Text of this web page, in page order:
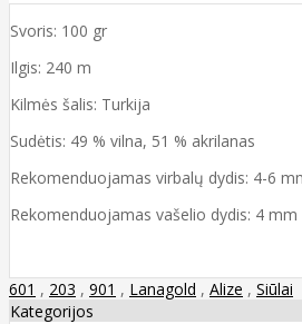
Svoris: 100 gr
Ilgis: 240 m
Kilmės šalis: Turkija
Sudėtis: 49 % vilna, 51 % akrilanas
Rekomenduojamas virbalų dydis: 4-6
Rekomenduojamas vašelio dydis: 4 mm
601 , 203 , 901 , Lanagold , Alize , Siūlai
Kategorijos